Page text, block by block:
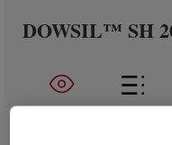
DOWSIL™ SH